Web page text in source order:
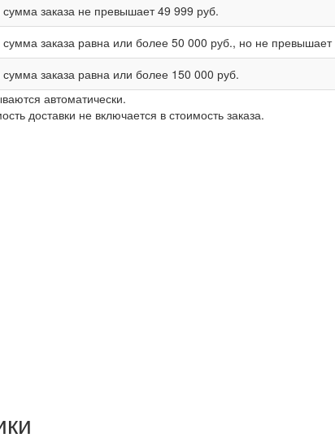
заказа не превышает49 999 руб.
заказа равна или более 50 000 руб., но не превышает
заказа равна или более 150 000 руб.
автоматически.
доставки не включается в стоимость заказа.